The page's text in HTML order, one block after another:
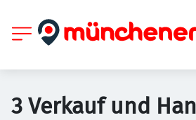
3 Verkauf und